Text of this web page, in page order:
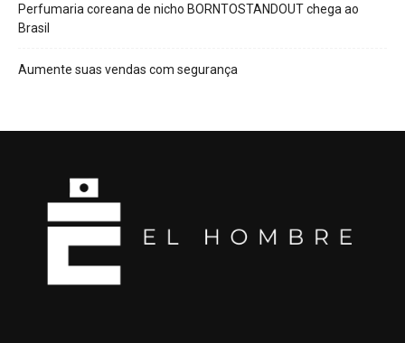
Perfumaria coreana de nicho BORNTOSTANDOUT chega ao
Brasil
Aumente suas vendas com segurança